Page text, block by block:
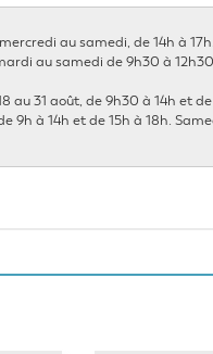
au samedi, de 14h à 17h.
au samedi de 9h30 à
au 31 août, de 9h30 à 14h et
9h à 14h et de 15h à 18h.